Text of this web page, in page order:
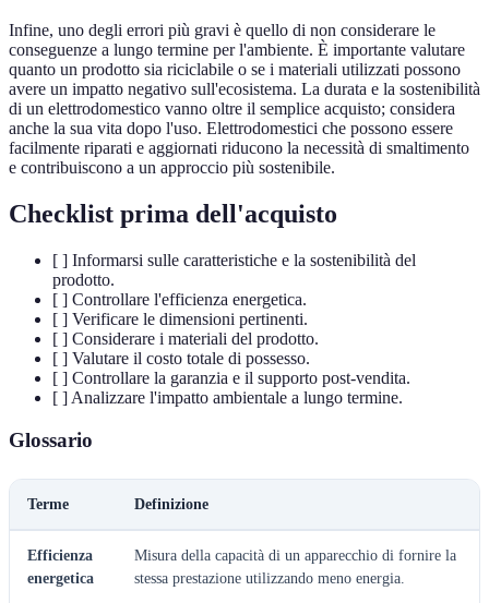
Infine, uno degli errori più gravi è quello di non considerare le
conseguenze a lungo termine per l'ambiente. È importante valutare
quanto un prodotto sia riciclabile o se i materiali utilizzati possono
avere un impatto negativo sull'ecosistema. La durata e la sostenibilità
di un elettrodomestico vanno oltre il semplice acquisto; considera
anche la sua vita dopo l'uso. Elettrodomestici che possono essere
facilmente riparati e aggiornati riducono la necessità di smaltimento
e contribuiscono a un approccio più sostenibile.
Checklist prima dell'acquisto
[ ] Informarsi sulle caratteristiche e la sostenibilità del
prodotto.
[ ] Controllare l'efficienza energetica.
[ ] Verificare le dimensioni pertinenti.
[ ] Considerare i materiali del prodotto.
[ ] Valutare il costo totale di possesso.
[ ] Controllare la garanzia e il supporto post-vendita.
[ ] Analizzare l'impatto ambientale a lungo termine.
Glossario
Terme Definizione
Efficienza
energetica
Misura della capacità di un apparecchio di fornire la
stessa prestazione utilizzando meno energia.